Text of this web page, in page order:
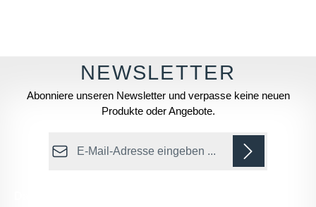
Abonniere unseren Newsletter und verpasse keine neuen
Produkte oder Angebote.
E-Mail-Adresse*